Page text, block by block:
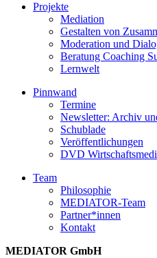
Projekte
Mediation
Gestalten von
Moderation und
Beratung Coaching
Lernwelt
Pinnwand
Termine
Newsletter: Archiv
Schublade
Veröffentlichungen
DVD
Team
Philosophie
MEDIATOR-Team
Partner*innen
Kontakt
MEDIATOR GmbH